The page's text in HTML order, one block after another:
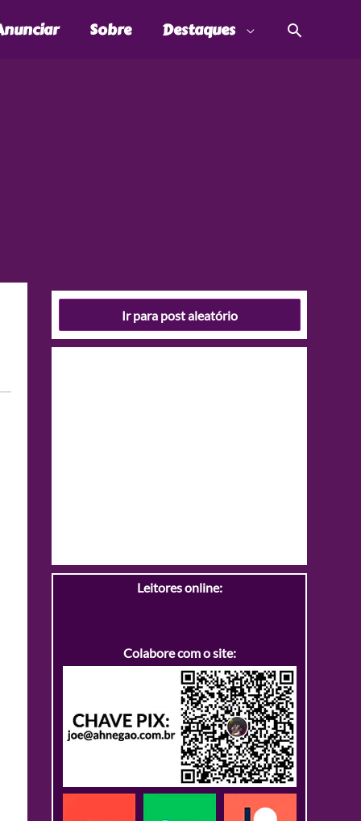
Sobre Destaques
Ir para post aleatório
Leitores online:
Colabore com o site: